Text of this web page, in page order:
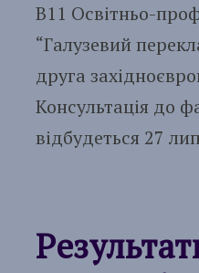
B11 Освітньо-
“Галузевий
друга
Консультація до
відбудеться 27